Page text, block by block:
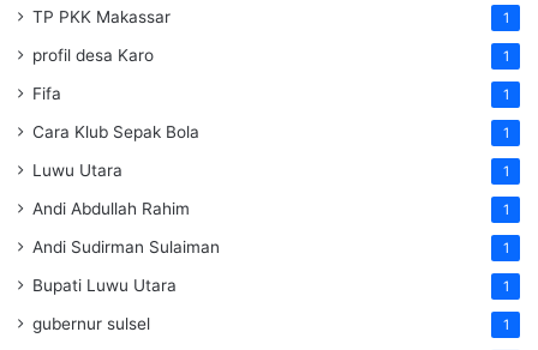
TP PKK Makassar 1
profil desa Karo 1
Fifa 1
Cara Klub Sepak Bola 1
Luwu Utara 1
Andi Abdullah Rahim 1
Andi Sudirman Sulaiman 1
Bupati Luwu Utara 1
gubernur sulsel 1